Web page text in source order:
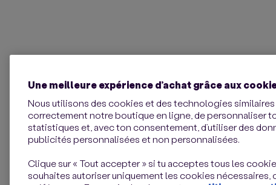
Une meilleure expérience d’achat grâce aux
Nous utilisons des cookies et des technologies
correctement notre boutique en ligne, de personnaliser
statistiques et, avec ton consentement, d’utiliser des
publicités personnalisées et non personnalisées.
Clique sur « Tout accepter » si tu acceptes tous les
souhaites autoriser uniquement les cookies nécessaires,